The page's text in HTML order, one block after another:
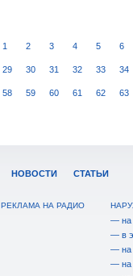
1 2 3 4 5 6
29 30 31 32 33 34
58 59 60 61 62 63
НОВОСТИ СТАТЬИ
РЕКЛАМА НА РАДИО
— на
— в
— на
— на